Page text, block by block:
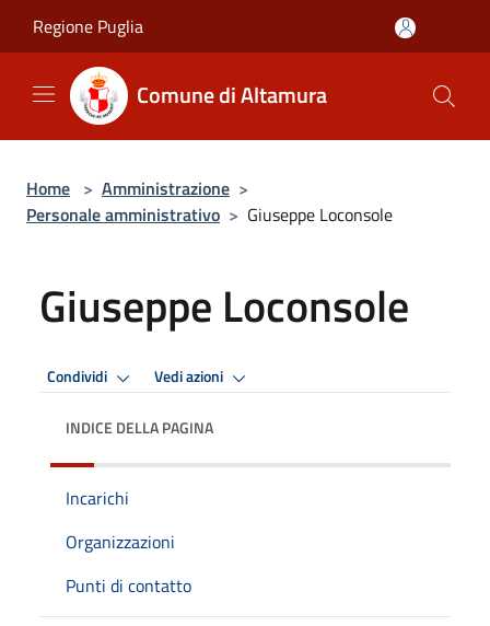
Regione Puglia
Comune di Altamura
Home > Amministrazione >
Personale amministrativo > Giuseppe Loconsole
Giuseppe Loconsole
Condividi Vedi azioni
INDICE DELLA PAGINA
Incarichi
Organizzazioni
Punti di contatto